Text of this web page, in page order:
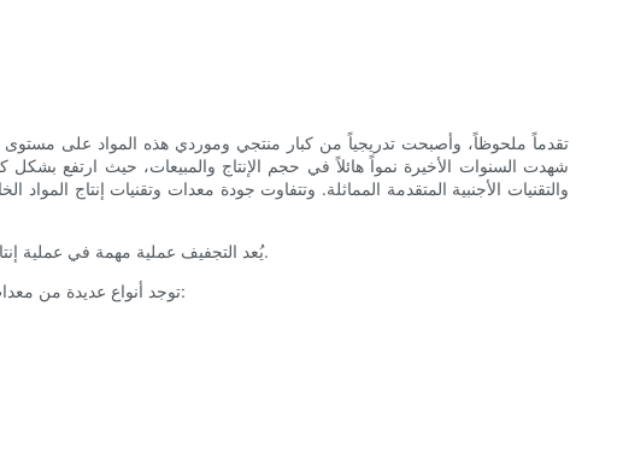
شهدت السنوات الأخيرة نمواً هائلاً في حجم الإنتاج والمبيعات، حيث ارتفع بشكل
والتقنيات الأجنبية المتقدمة المماثلة. وتتفاوت جودة معدات وتقنيات إنتاج
يُعد التجفيف عملية مهمة في عملية إنتاج العبوات المخبوزة بدقة من المواد الخام للمواد الفعالة، والتي لها تأثير كبير على درجة اللون ووقت الذوبان وعمليات التعبئة اللاحقة للدواء.
توجد أنواع عديدة من معدات تجفيف المواد في الصين، ولكن عند استخدامها في إنتاج المواد الخام المعقمة، فإن معظم معدات التجفيف غالباً ما تواجه المشاكل التالية: